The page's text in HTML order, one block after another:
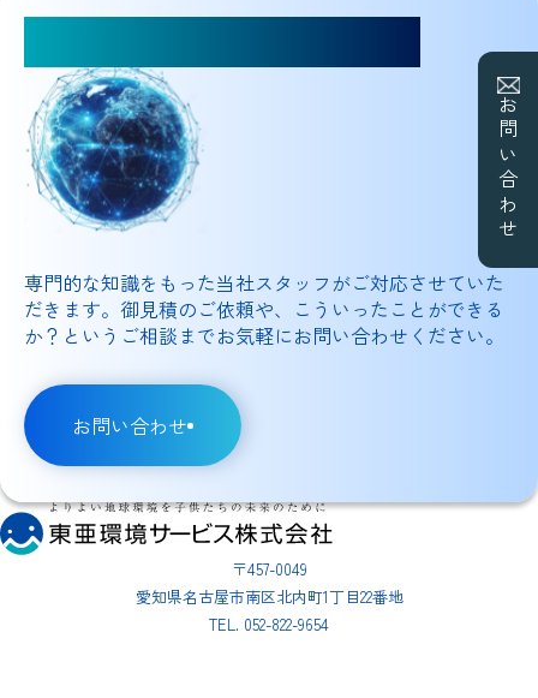
お問い合わせ
専門的な知識をもった当社スタッフがご対応させていた
だきます。御見積のご依頼や、こういったことができる
か？というご相談までお気軽にお問い合わせください。
お問い合わせ
〒457-0049
愛知県名古屋市南区北内町1丁目22番地
TEL. 052-822-9654